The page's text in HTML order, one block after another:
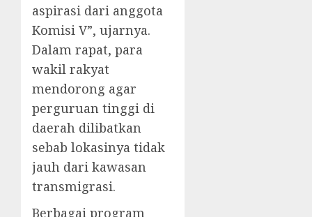
aspirasi dari anggota
Komisi V”, ujarnya.
Dalam rapat, para
wakil rakyat
mendorong agar
perguruan tinggi di
daerah dilibatkan
sebab lokasinya tidak
jauh dari kawasan
transmigrasi.
Berbagai program